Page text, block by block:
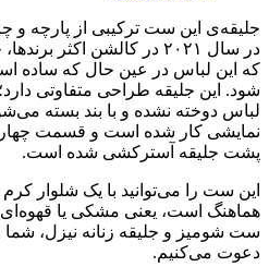
جلیقه‌ی این ست ترکیبی از پارچه و
در سال ۲۰۲۱ در کالشن
که این لباس در عین حال که ساده
شود. این جلیقه طراحی متفاوتی
لباس دوخته نشده و با بند بسته
نمایشی کار شده است و قسمت
پشت جلیقه آسترکشی شده است.
این ست را می‌توانید با یک شلوار کرم‌
هماهنگ است، یعنی مشکی یا
ست شومیز و جلیقه زنانه نیزل، شما
دعوت می‌کنیم.